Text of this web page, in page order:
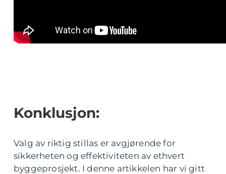
Konklusjon:
Valg av riktig stillas er avgjørende for
sikkerheten og effektiviteten av ethvert
byggeprosjekt. I denne artikkelen har vi gitt